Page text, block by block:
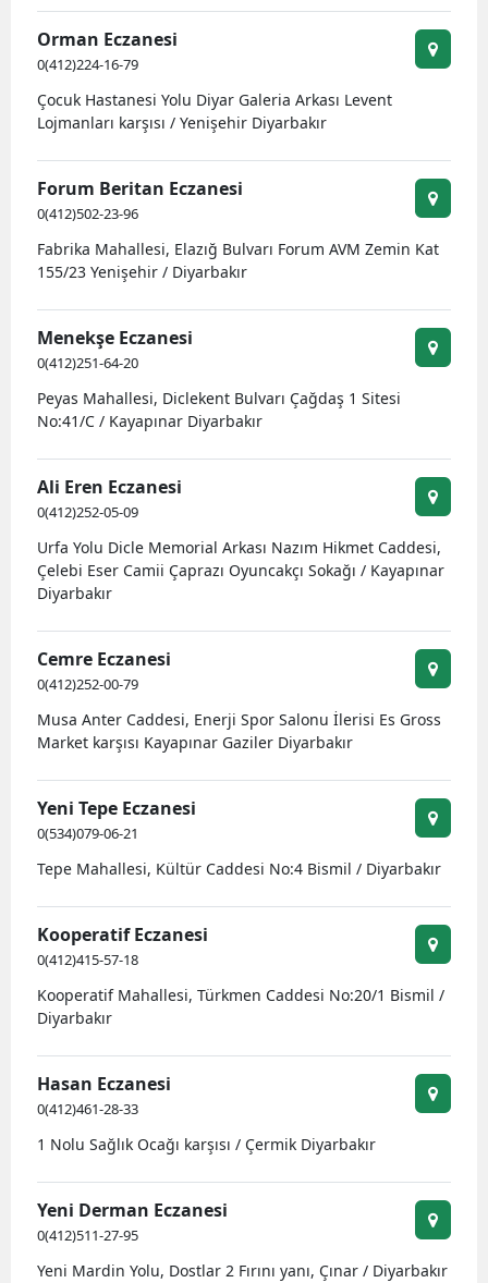
Denizli
Edirne
Erzurum
Hakkari
Isparta
Kars
Kastamonu
Kırklareli
Kırşehir
Konya
Manisa
Kahramanmaraş
Muğla
Orman Eczanesi
0(412)224-16-79
Çocuk Hastanesi Yolu Diyar Galeria Arkası Levent
Lojmanları karşısı / Yenişehir Diyarbakır
Forum Beritan Eczanesi
0(412)502-23-96
Fabrika Mahallesi, Elazığ Bulvarı Forum AVM Zemin Kat
155/23 Yenişehir / Diyarbakır
Menekşe Eczanesi
0(412)251-64-20
Peyas Mahallesi, Diclekent Bulvarı Çağdaş 1 Sitesi
No:41/C / Kayapınar Diyarbakır
Ali Eren Eczanesi
0(412)252-05-09
Urfa Yolu Dicle Memorial Arkası Nazım Hikmet Caddesi,
Çelebi Eser Camii Çaprazı Oyuncakçı Sokağı / Kayapınar
Diyarbakır
Cemre Eczanesi
0(412)252-00-79
Musa Anter Caddesi, Enerji Spor Salonu İlerisi Es Gross
Market karşısı Kayapınar Gaziler Diyarbakır
Yeni Tepe Eczanesi
0(534)079-06-21
Tepe Mahallesi, Kültür Caddesi No:4 Bismil / Diyarbakır
Kooperatif Eczanesi
0(412)415-57-18
Kooperatif Mahallesi, Türkmen Caddesi No:20/1 Bismil /
Diyarbakır
Hasan Eczanesi
0(412)461-28-33
1 Nolu Sağlık Ocağı karşısı / Çermik Diyarbakır
Yeni Derman Eczanesi
0(412)511-27-95
Yeni Mardin Yolu, Dostlar 2 Fırını yanı, Çınar / Diyarbakır